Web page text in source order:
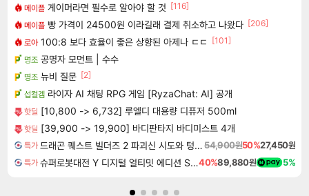
메이플 게이머라면 필수로 알아야 할 것 [116]
메이플 빵 가격이 24500원 이라길래 결제 취소하고 나왔다 [206]
로아 100:8 보다 효율이 좋은 상향된 아제나 ㄷㄷ
[101]
명조 공명자 모먼트 | 수수
명조 뉴비 질문 [2]
섭컬겜 라이자 AI 채팅 RPG 게임 [RyzaChat: AI] 공개
핫딜 [10,800 -> 6,732] 루엘디 대용량 디퓨저 500ml
핫딜 [39,900 -> 19,900] 바디판타지 바디미스트 4개
특가 드래곤 퀘스트 빌더즈 2 파괴신 시도와 텅 빈 섬 Dragon Quest Builders 254,900원50%27,450원
특가 슈퍼로봇대전 Y 디지털 얼티밋 에디션 Super Robot Wars Y Digital Ultimate Edition40%89,880원 5%